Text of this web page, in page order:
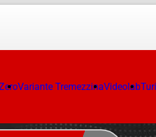
Variante TremezzinaVideolab